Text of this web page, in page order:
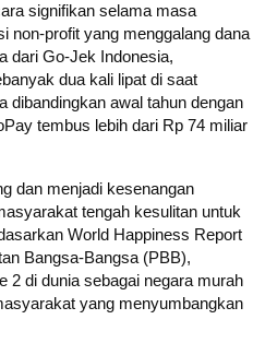
signifikan selama masa
non-profit yang menggalang dana
dari Go-Jek Indonesia,
dua kali lipat di saat
dibandingkan awal tahun dengan
tembus lebih dari Rp 74 miliar
dan menjadi kesenangan
tengah kesulitan untuk
World Happiness Report
Bangsa-Bangsa (PBB),
2 di dunia sebagai negara murah
yang menyumbangkan